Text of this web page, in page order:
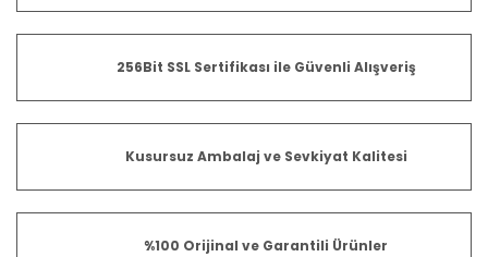
256Bit SSL Sertifikası ile Güvenli Alışveriş
Kusursuz Ambalaj ve Sevkiyat Kalitesi
%100 Orijinal ve Garantili Ürünler